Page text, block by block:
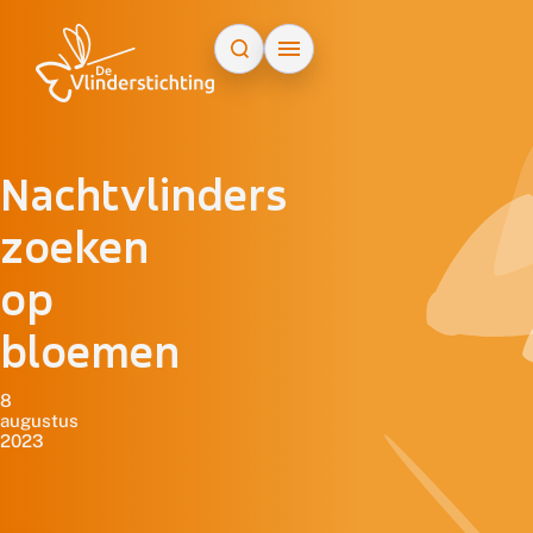
Nachtvlinders
zoeken
op
bloemen
8
augustus
2023